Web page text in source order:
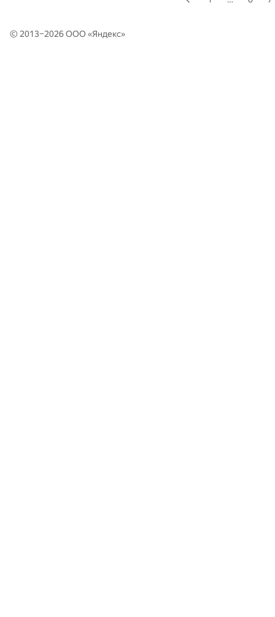
© 2013–2026 ООО «Яндекс»